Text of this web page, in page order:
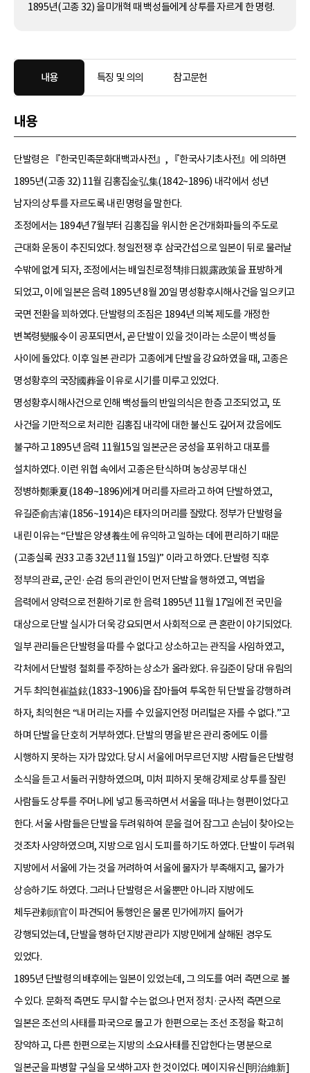
1895년(고종 32) 을미개혁 때 백성들에게 상투를 자르게 한 명령.
내용 특징 및 의의 참고문헌
내용
단발령은 『한국민족문화대백과사전』, 『한국사기초사전』에 의하면
1895년(고종 32) 11월 김홍집金弘集(1842~1896) 내각에서 성년
남자의 상투를 자르도록 내린 명령을 말한다.
조정에서는 1894년 7월부터 김홍집을 위시한 온건개화파들의 주도로
근대화 운동이 추진되었다. 청일전쟁 후 삼국간섭으로 일본이 뒤로 물러날
수밖에 없게 되자, 조정에서는 배일친로정책排日親露政策을 표방하게
되었고, 이에 일본은 음력 1895년 8월 20일 명성황후시해사건을 일으키고
국면 전환을 꾀하였다. 단발령의 조짐은 1894년 의복 제도를 개정한
변복령變服令이 공포되면서, 곧 단발이 있을 것이라는 소문이 백성들
사이에 돌았다. 이후 일본 관리가 고종에게 단발을 강요하였을 때, 고종은
명성황후의 국장國葬을 이유로 시기를 미루고 있었다.
명성황후시해사건으로 인해 백성들의 반일의식은 한층 고조되었고, 또
사건을 기만적으로 처리한 김홍집 내각에 대한 불신도 깊어져 갔음에도
불구하고 1895년 음력 11월15일 일본군은 궁성을 포위하고 대포를
설치하였다. 이런 위협 속에서 고종은 탄식하며 농상공부 대신
정병하鄭秉夏(1849~1896)에게 머리를 자르라고 하여 단발하였고,
유길준俞吉濬(1856~1914)은 태자의 머리를 잘랐다. 정부가 단발령을
내린 이유는 “단발은 양생養生에 유익하고 일하는 데에 편리하기 때문
(고종실록 권33 고종 32년 11월 15일)” 이라고 하였다. 단발령 직후
정부의 관료, 군인·순검 등의 관인이 먼저 단발을 행하였고, 역법을
음력에서 양력으로 전환하기로 한 음력 1895년 11월 17일에 전 국민을
대상으로 단발 실시가 더욱 강요되면서 사회적으로 큰 혼란이 야기되었다.
일부 관리들은 단발령을 따를 수 없다고 상소하고는 관직을 사임하였고,
각처에서 단발령 철회를 주장하는 상소가 올라왔다. 유길준이 당대 유림의
거두 최익현崔益鉉(1833~1906)을 잡아들여 투옥한 뒤 단발을 강행하려
하자, 최익현은 “내 머리는 자를 수 있을지언정 머리털은 자를 수 없다.”고
하며 단발을 단호히 거부하였다. 단발의 명을 받은 관리 중에도 이를
시행하지 못하는 자가 많았다. 당시 서울에 머무르던 지방 사람들은 단발령
소식을 듣고 서둘러 귀향하였으며, 미처 피하지 못해 강제로 상투를 잘린
사람들도 상투를 주머니에 넣고 통곡하면서 서울을 떠나는 형편이었다고
한다. 서울 사람들은 단발을 두려워하여 문을 걸어 잠그고 손님이 찾아오는
것조차 사양하였으며, 지방으로 임시 도피를 하기도 하였다. 단발이 두려워
지방에서 서울에 가는 것을 꺼려하여 서울에 물자가 부족해지고, 물가가
상승하기도 하였다. 그러나 단발령은 서울뿐만 아니라 지방에도
체두관剃頭官이 파견되어 통행인은 물론 민가에까지 들어가
강행되었는데, 단발을 행하던 지방관리가 지방민에게 살해된 경우도
있었다.
1895년 단발령의 배후에는 일본이 있었는데, 그 의도를 여러 측면으로 볼
수 있다. 문화적 측면도 무시할 수는 없으나 먼저 정치·군사적 측면으로
일본은 조선의 사태를 파국으로 몰고 가 한편으로는 조선 조정을 확고히
장악하고, 다른 한편으로는 지방의 소요사태를 진압한다는 명분으로
일본군을 파병할 구실을 모색하고자 한 것이었다. 메이지유신[明治維新]